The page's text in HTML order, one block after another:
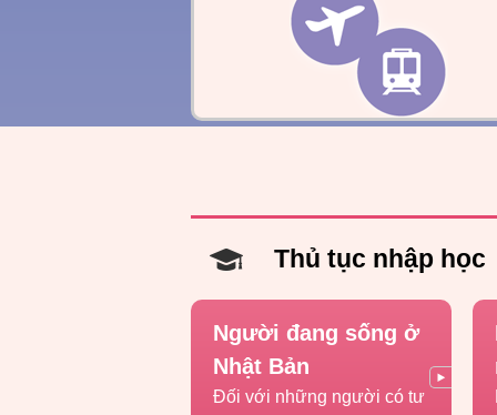
Thủ tục nhập học
Người đang sống ở
Nhật Bản
Đối với những người có tư